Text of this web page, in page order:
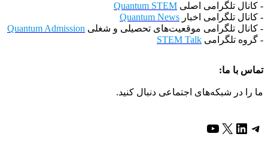
- کانال تلگرامی اصلی Quantum STEM
- کانال تلگرامی اخبار Quantum News
- کانال تلگرامی موقعیت‌های تحصیلی و شغلی Quantum Admission
- گروه تلگرامی STEM Talk
تماس با ما:
ما را در شبکه‌های اجتماعی دنبال کنید.
تلگرام
لینکداین
X یوتیوب